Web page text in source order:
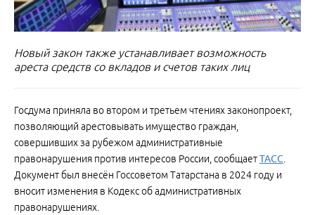
Новый закон также устанавливает возможность
ареста средств со вкладов и счетов таких лиц
Госдума приняла во втором и третьем чтениях законопроект,
позволяющий арестовывать имущество граждан,
совершивших за рубежом административные
правонарушения против интересов России, сообщаетТАСС.
Документ был внесён Госсоветом Татарстана в 2024 году и
вносит изменения в Кодекс об административных
правонарушениях.